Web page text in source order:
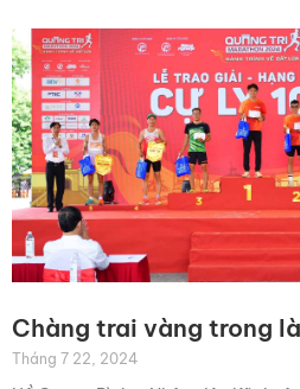
Chàng trai vàng trong
Tháng 7 22, 2024